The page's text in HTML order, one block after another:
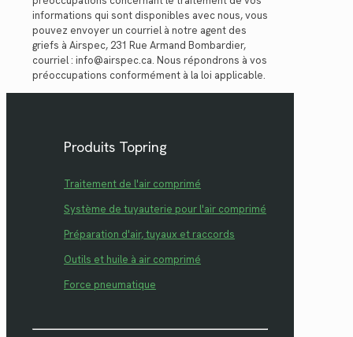
informations qui sont disponibles avec nous, vous
pouvez envoyer un courriel à notre agent des
griefs à Airspec, 231 Rue Armand Bombardier,
courriel : info@airspec.ca. Nous répondrons à vos
préoccupations conformément à la loi applicable.
Produits Topring
Traitement de l'air comprimé
Système de tuyauterie pour l'air comprimé
Préparation d'air, tuyaux et raccords
Outils et huile à air comprimé
Force pneumatique